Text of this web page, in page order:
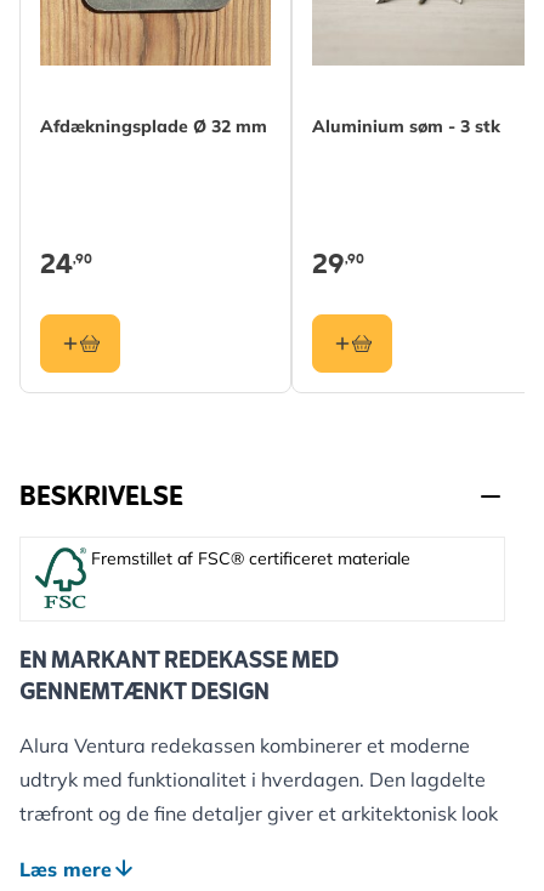
Afdækningsplade Ø 32 mm
24,90
Aluminium søm - 3 stk
29,90
BESKRIVELSE
Fremstillet af FSC® certificeret materiale
EN MARKANT REDEKASSE MED
GENNEMTÆNKT DESIGN
Alura Ventura redekassen kombinerer et moderne
udtryk med funktionalitet i hverdagen. Den lagdelte
træfront og de fine detaljer giver et arkitektonisk look
at yngle.
Læs mere